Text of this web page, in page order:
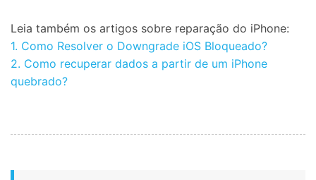
Leia também os artigos sobre reparação do iPhone:
1. Como Resolver o Downgrade iOS Bloqueado?
2. Como recuperar dados a partir de um iPhone
quebrado?